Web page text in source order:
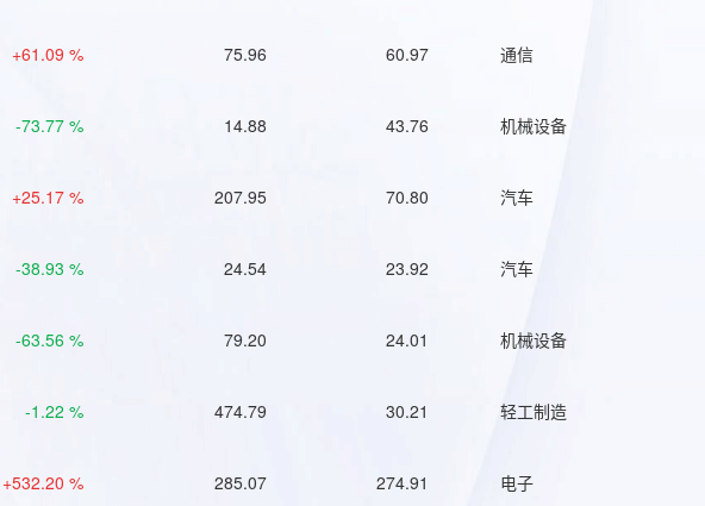
+61.09 % 75.96 60.97 通信
-73.77 % 14.88 43.76 机械设备
+25.17 % 207.95 70.80 汽车
-38.93 % 24.54 23.92 汽车
-63.56 % 79.20 24.01 机械设备
-1.22 % 474.79 30.21 轻工制造
+532.20 % 285.07 274.91 电子